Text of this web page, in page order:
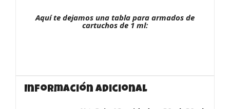
Aquí te dejamos una tabla para armados de
cartuchos de 1 ml:
Información adicional